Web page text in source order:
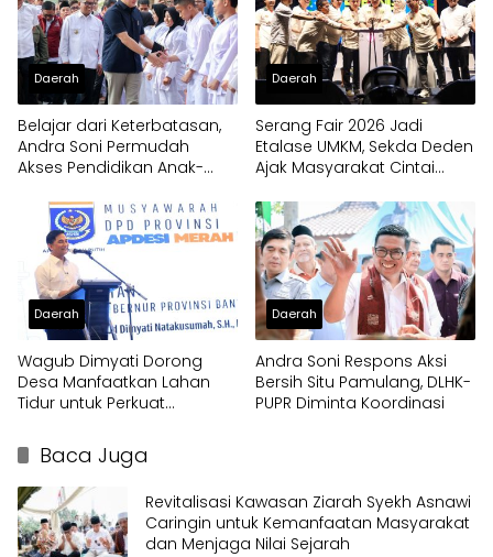
Daerah
Belajar dari Keterbatasan,
Andra Soni Permudah
Akses Pendidikan Anak-
Daerah
Serang Fair 2026 Jadi
Etalase UMKM, Sekda Deden
Ajak Masyarakat Cintai
Daerah
Wagub Dimyati Dorong
Desa Manfaatkan Lahan
Tidur untuk Perkuat
Daerah
Andra Soni Respons Aksi
Bersih Situ Pamulang, DLHK-
PUPR Diminta Koordinasi
Baca Juga
Revitalisasi Kawasan Ziarah Syekh Asnawi
Caringin untuk Kemanfaatan Masyarakat
dan Menjaga Nilai Sejarah